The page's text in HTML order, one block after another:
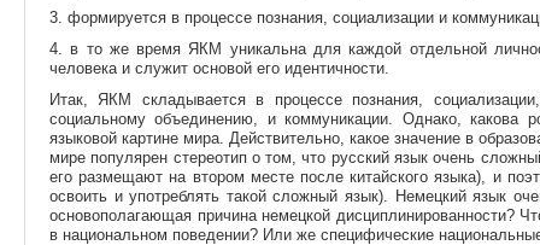
3. формируется в процессе познания, социализации и
4. в то же время ЯКМ уникальна для каждой отдельной
человека и служит основой его идентичности.
Итак, ЯКМ складывается в процессе познания,
социальному объединению, и коммуникации. Однако, какова
языковой картине мира. Действительно, какое значение в
мире популярен стереотип о том, что русский язык очень
его размещают на втором месте после китайского языка), и
освоить и употреблять такой сложный язык). Немецкий язык
основополагающая причина немецкой дисциплинированности?
в национальном поведении? Или же специфические